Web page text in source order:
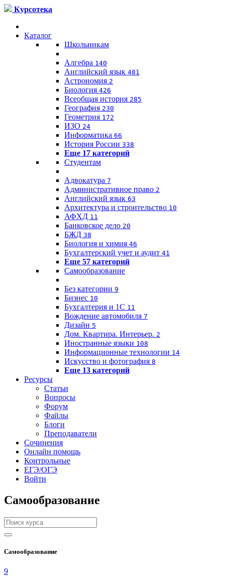
Курсотека
Каталог
Школьникам
Алгебра 140
Английский язык 481
Астрономия 2
Биология 426
Всеобщая история 285
География 230
Геометрия 172
ИЗО 24
Информатика 66
История России 338
Еще 17 категорий
Студентам
Адвокатура 7
Административное право 2
Английский язык 63
Архитектура и строительство 10
АФХД 11
Банковское дело 20
БЖД 38
Биология и химия 46
Бухгалтерский учет и аудит 41
Еще 57 категорий
Самообразование
Без категории 9
Бизнес 10
Бухгалтерия и 1C 11
Вождение автомобиля 7
Дизайн 5
Дом. Квартира. Интерьер. 2
Иностранные языки 108
Информационные технологии 14
Искусство и фотография 8
Еще 13 категорий
Ресурсы
Статьи
Вопросы
Форум
Файлы
Блоги
Преподаватели
Сочинения
Онлайн помощь
Контрольные
ЕГЭ/ОГЭ
Войти
Самообразование
Самообразование
9